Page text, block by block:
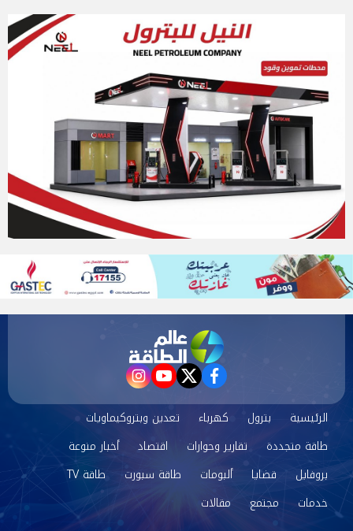
facebook
twitter
youtube
instagram
الرئيسية بترول كهرباء
تعدين وبتروكيماويات
طاقة متجددة
تقارير وحوارات اقتصاد
أخبار منوعة
بروفايل
قضايا ألبومات طاقة سبورت
طاقة TV
خدمات
مجتمع
مقالات